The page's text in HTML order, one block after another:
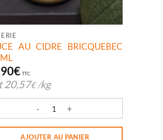
AU CIDRE BRICQUEBEC
€ TTC
20,57€ /kg
de SAUCE AU CIDRE BRICQUEBEC
AJOUTER AU PANIER